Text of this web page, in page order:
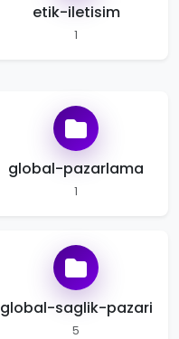
etik-iletisim
1
global-pazarlama
1
global-saglik-pazari
5